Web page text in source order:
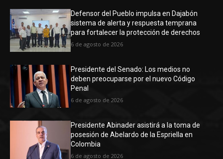
Defensor del Pueblo impulsa en Dajabón
sistema de alerta y respuesta temprana
para fortalecer la protección de derechos
6 de agosto de 2026
Presidente del Senado: Los medios no
deben preocuparse por el nuevo Código
Penal
6 de agosto de 2026
Presidente Abinader asistirá a la toma de
posesión de Abelardo de la Espriella en
Colombia
6 de agosto de 2026